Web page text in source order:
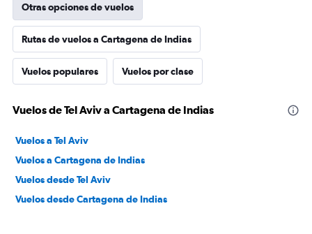
Otras opciones de vuelos
Rutas de vuelos a Cartagena de Indias
Vuelos populares Vuelos por clase
Vuelos de Tel Aviv a Cartagena de Indias
Vuelos a Tel Aviv
Vuelos a Cartagena de Indias
Vuelos desde Tel Aviv
Vuelos desde Cartagena de Indias